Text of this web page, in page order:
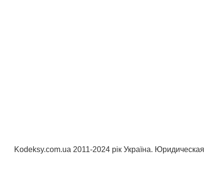
Kodeksy.com.ua 2011-2024 рік Україна. Юридическая